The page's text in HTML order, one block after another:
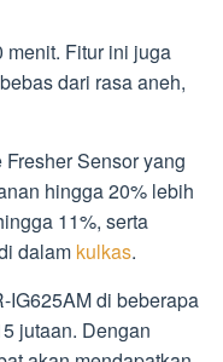
menit. Fitur ini juga
dari rasa aneh,
Sensor yang
hingga 20% lebih
11%, serta
dalam kulkas.
IG625AM di beberapa
jutaan. Dengan